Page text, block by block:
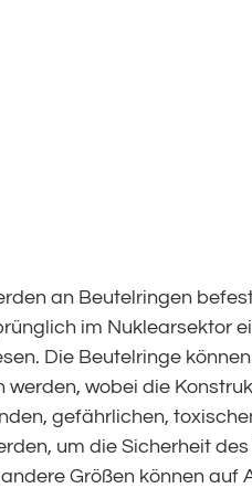
an Beutelringen
im Nuklearsektor
Die Beutelringe
wobei die
gefährlichen,
um die Sicherheit
Größen können auf